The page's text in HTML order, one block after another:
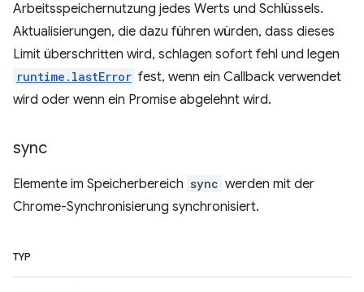
Arbeitsspeichernutzung jedes Werts und Schlüssels.
Aktualisierungen, die dazu führen würden, dass dieses
Limit überschritten wird, schlagen sofort fehl und legen
runtime.lastError fest, wenn ein Callback verwendet
wird oder wenn ein Promise abgelehnt wird.
sync
Elemente im Speicherbereich sync werden mit der
Chrome-Synchronisierung synchronisiert.
TYP